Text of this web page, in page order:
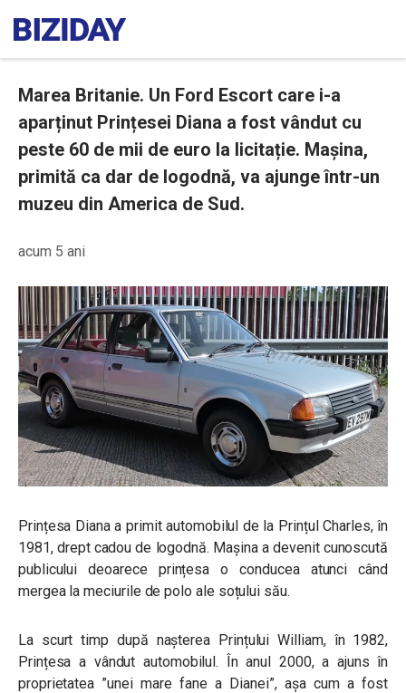
Marea Britanie. Un Ford Escort care i-a
aparținut Prințesei Diana a fost vândut cu
peste 60 de mii de euro la licitație. Mașina,
primită ca dar de logodnă, va ajunge într-un
muzeu din America de Sud.
acum 5 ani
Prințesa Diana a primit automobilul de la Prințul Charles, în
1981, drept cadou de logodnă. Mașina a devenit cunoscută
publicului deoarece prințesa o conducea atunci când
mergea la meciurile de polo ale soțului său.
La scurt timp după nașterea Prințului William, în 1982,
Prințesa a vândut automobilul. În anul 2000, a ajuns în
proprietatea ”unei mare fane a Dianei”, așa cum a fost